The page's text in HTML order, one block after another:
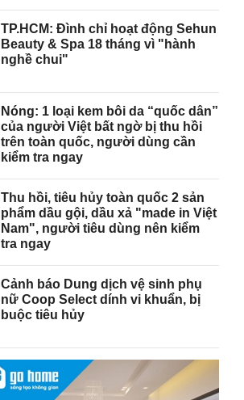
TP.HCM: Đình chỉ hoạt động Sehun
Beauty & Spa 18 tháng vì "hành
nghề chui"
Nóng: 1 loại kem bôi da “quốc dân”
của người Việt bất ngờ bị thu hồi
trên toàn quốc, người dùng cần
kiểm tra ngay
Thu hồi, tiêu hủy toàn quốc 2 sản
phẩm dầu gội, dầu xả "made in Việt
Nam", người tiêu dùng nên kiểm
tra ngay
Cảnh báo Dung dịch vệ sinh phụ
nữ Coop Select dính vi khuẩn, bị
buộc tiêu hủy